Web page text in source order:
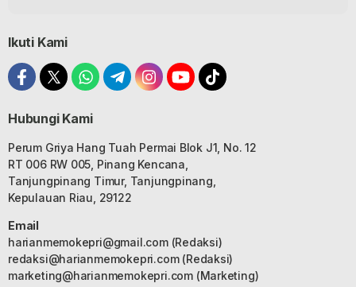
Ikuti Kami
Hubungi Kami
Perum Griya Hang Tuah Permai Blok J1, No. 12
RT 006 RW 005, Pinang Kencana,
Tanjungpinang Timur, Tanjungpinang,
Kepulauan Riau, 29122
Email
harianmemokepri@gmail.com(Redaksi)
redaksi@harianmemokepri.com(Redaksi)
marketing@harianmemokepri.com(Marketing)